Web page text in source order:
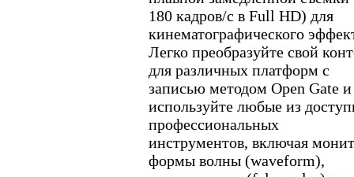
180 кадров/с в Full HD) для
кинематографического
Легко преобразуйте свой
для различных платформ с
записью методом Open Gate и
используйте любые из
профессиональных
инструментов, включая
формы волны (waveform),